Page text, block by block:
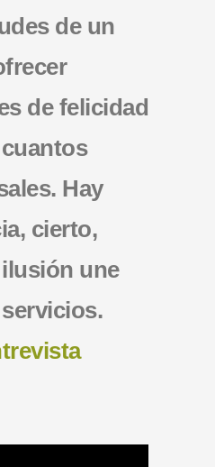
de un
de felicidad
Hay
cierto,
une